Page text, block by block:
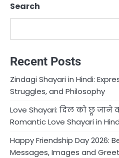
Search
Recent Posts
Zindagi Shayari in Hindi:
Struggles, and Philosophy
Love Shayari: दिल को छू जाने
Romantic Love Shayari in
Happy Friendship Day 2026:
Messages, Images and